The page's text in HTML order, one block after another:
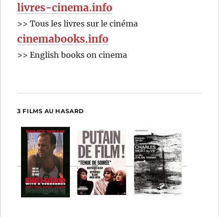
livres-cinema.info
>> Tous les livres sur le cinéma
cinemabooks.info
>> English books on cinema
3 FILMS AU HASARD